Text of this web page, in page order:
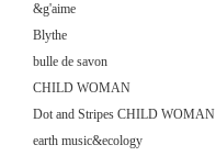
&g'aime
Blythe
bulle de savon
CHILD WOMAN
Dot and Stripes CHILD WOMAN
earth music&ecology